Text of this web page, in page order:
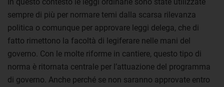
sempre di più per normare temi dalla scarsa rilevanza
politica o comunque per approvare leggi delega, che di
fatto rimettono la facoltà di legiferare nelle mani del
governo. Con le molte riforme in cantiere, questo tipo di
norma è ritornata centrale per l’attuazione del programma
di governo. Anche perché se non saranno approvate entro